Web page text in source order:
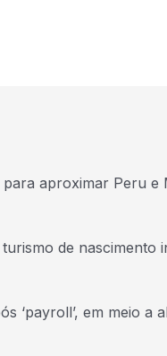
aproximar Peru e
de nascimento
‘payroll’, em meio a